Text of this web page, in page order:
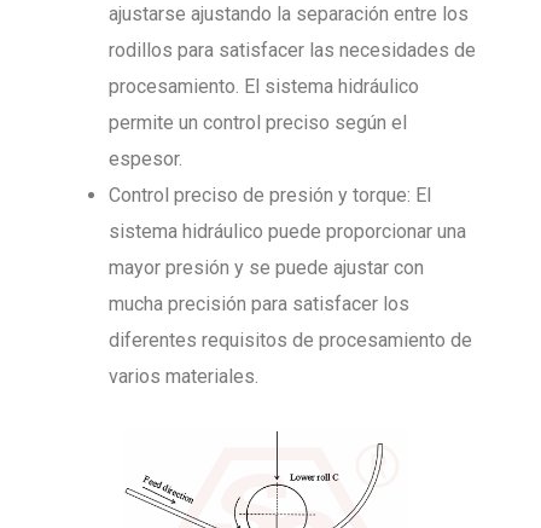
ajustarse ajustando la separación entre los
rodillos para satisfacer las necesidades de
procesamiento. El sistema hidráulico
permite un control preciso según el
espesor.
Control preciso de presión y torque: El
sistema hidráulico puede proporcionar una
mayor presión y se puede ajustar con
mucha precisión para satisfacer los
diferentes requisitos de procesamiento de
varios materiales.